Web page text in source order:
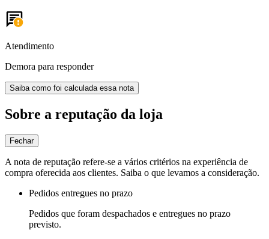
Atendimento
Demora para responder
Saiba como foi calculada essa nota
Sobre a reputação da loja
Fechar
A nota de reputação refere-se a vários critérios na experiência de
compra oferecida aos clientes. Saiba o que levamos a consideração.
Pedidos entregues no prazo
Pedidos que foram despachados e entregues no prazo
previsto.